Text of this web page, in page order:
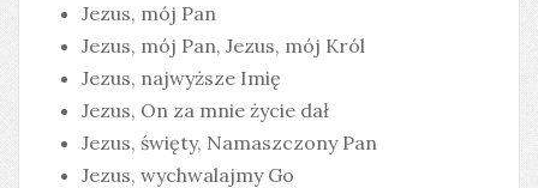
Jezus, mój Pan
Jezus, mój Pan, Jezus, mój Król
Jezus, najwyższe Imię
Jezus, On za mnie życie dał
Jezus, święty, Namaszczony Pan
Jezus, wychwalajmy Go